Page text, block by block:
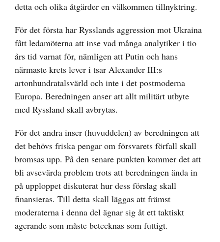
detta och olika åtgärder en välkommen tillnyktring.
För det första har Rysslands aggression mot Ukraina
fått ledamöterna att inse vad många analytiker i tio
års tid varnat för, nämligen att Putin och hans
närmaste krets lever i tsar Alexander III:s
artonhundratalsvärld och inte i det postmoderna
Europa. Beredningen anser att allt militärt utbyte
med Ryssland skall avbrytas.
För det andra inser (huvuddelen) av beredningen att
det behövs friska pengar om försvarets förfall skall
bromsas upp. På den senare punkten kommer det att
bli avsevärda problem trots att beredningen ända in
på upploppet diskuterat hur dess förslag skall
finansieras. Till detta skall läggas att främst
moderaterna i denna del ägnar sig åt ett taktiskt
agerande som måste betecknas som futtigt.